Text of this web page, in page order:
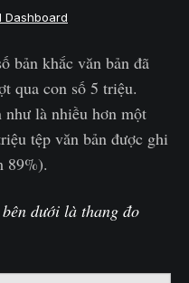
Dashboard
bản khắc văn bản đã
qua con số 5 triệu.
như là nhiều hơn một
tệp văn bản được ghi
89%).
dưới là thang đo